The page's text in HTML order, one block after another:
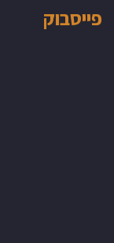
פייסבוק